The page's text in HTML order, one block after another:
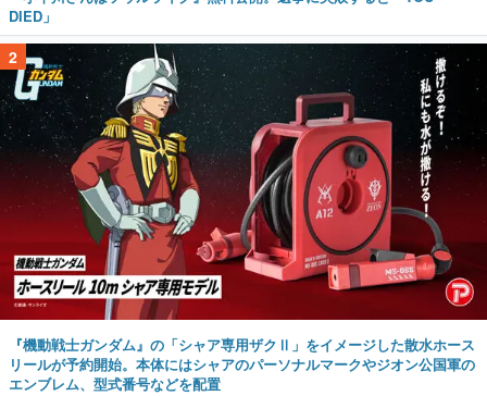
DIED」
2
『機動戦士ガンダム』の「シャア専用ザクⅡ」をイメージした散水ホース
リールが予約開始。本体にはシャアのパーソナルマークやジオン公国軍の
エンブレム、型式番号などを配置